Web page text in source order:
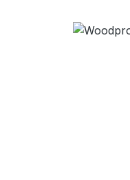
Bildergalerie